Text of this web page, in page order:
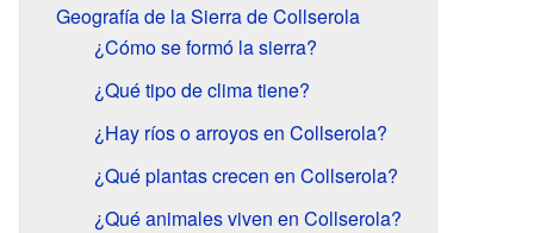
Geografía de la Sierra de Collserola
¿Cómo se formó la sierra?
¿Qué tipo de clima tiene?
¿Hay ríos o arroyos en Collserola?
¿Qué plantas crecen en Collserola?
¿Qué animales viven en Collserola?